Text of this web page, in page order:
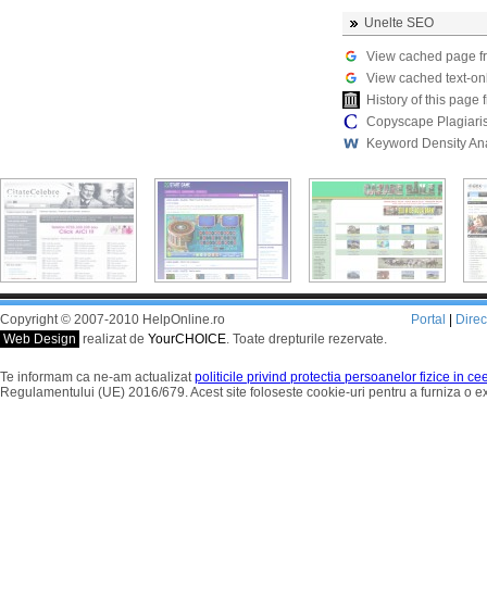
Unelte SEO
View cached page
View cached text-
History of this page
Copyscape
Keyword Density
Copyright © 2007-2010 HelpOnline.ro
Web Design realizat de YourCHOICE. Toate drepturile rezervate.
Portal
Te informam ca ne-am actualizatpoliticile privind protectia persoanelor fizice in
Regulamentului (UE) 2016/679. Acest site foloseste cookie-uri pentru a furniza o